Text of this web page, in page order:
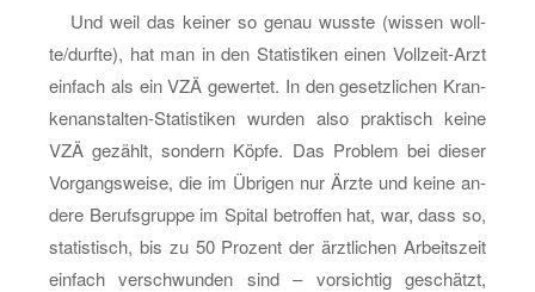
Und weil das kei­ner so genau wuss­te (wis­sen woll­
te/durf­te), hat man in den Sta­tis­ti­ken einen Voll­zeit-Arzt
ein­fach als ein VZÄ ge­wer­tet. In den ge­setz­li­chen Kran­
ken­an­stal­ten-Sta­tis­ti­ken wur­den also prak­tisch keine
VZÄ ge­zählt, son­dern Köpfe. Das Pro­blem bei die­ser
Vor­gangs­wei­se, die im Üb­ri­gen nur Ärzte und keine an­
de­re Be­rufs­grup­pe im Spi­tal be­trof­fen hat, war, dass so,
sta­tis­tisch, bis zu 50 Pro­zent der ärzt­li­chen Ar­beits­zeit
ein­fach ver­schwun­den sind – vor­sich­tig ge­schätzt,